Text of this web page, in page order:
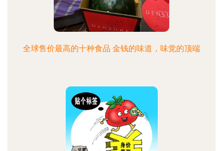
全球售价最高的十种食品 金钱的味道，味觉的顶端